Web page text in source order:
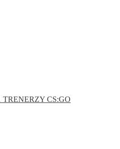
TRENERZY CS:GO